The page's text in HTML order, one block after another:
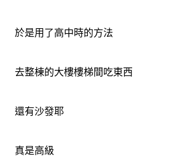
於是用了高中時的方法
去整棟的大樓樓梯間吃東西
還有沙發耶
真是高級